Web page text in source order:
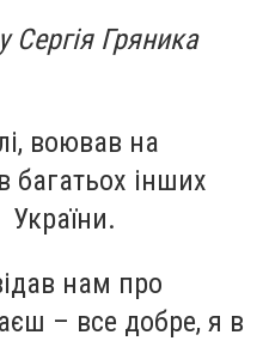
Сергія Гряника
воював на
багатьох інших
України.
нам про
– все добре, я в